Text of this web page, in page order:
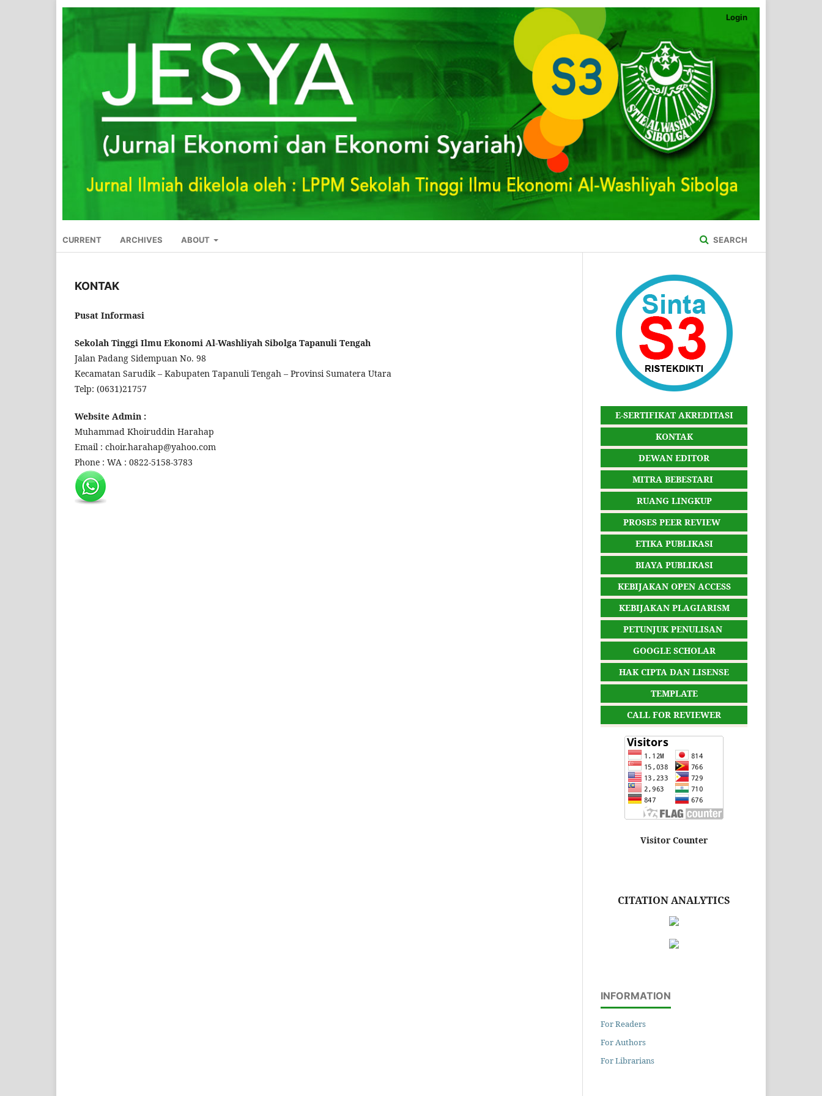
CURRENT ARCHIVES ABOUT SEARCH
Login
KONTAK
Pusat Informasi
Sekolah Tinggi Ilmu Ekonomi Al-Washliyah Sibolga Tapanuli Tengah
Jalan Padang Sidempuan No. 98
Kecamatan Sarudik – Kabupaten Tapanuli Tengah – Provinsi Sumatera Utara
Telp: (0631)21757
Website Admin :
Muhammad Khoiruddin Harahap
Email : choir.harahap@yahoo.com
Phone : WA : 0822-5158-3783
E-SERTIFIKAT AKREDITASI
KONTAK
DEWAN EDITOR
MITRA BEBESTARI
RUANG LINGKUP
PROSES PEER REVIEW
ETIKA PUBLIKASI
BIAYA PUBLIKASI
KEBIJAKAN OPEN ACCESS
KEBIJAKAN PLAGIARISM
PETUNJUK PENULISAN
GOOGLE SCHOLAR
HAK CIPTA DAN LISENSE
TEMPLATE
CALL FOR REVIEWER
Visitor Counter
CITATION ANALYTICS
INFORMATION
For Readers
For Authors
For Librarians